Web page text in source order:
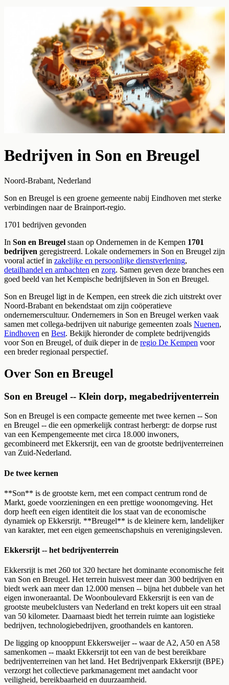
Bedrijven in Son en Breugel
Noord-Brabant, Nederland
Son en Breugel is een groene gemeente nabij Eindhoven met sterke
verbindingen naar de Brainport-regio.
1701 bedrijven gevonden
In Son en Breugel staan op Ondernemen in de Kempen 1701
bedrijven geregistreerd. Lokale ondernemers in Son en Breugel zijn
vooral actief in zakelijke en persoonlijke dienstverlening,
detailhandel en ambachten en zorg. Samen geven deze branches een
goed beeld van het Kempische bedrijfsleven in Son en Breugel.
Son en Breugel ligt in de Kempen, een streek die zich uitstrekt over
Noord-Brabant en bekendstaat om zijn coöperatieve
ondernemerscultuur. Ondernemers in Son en Breugel werken vaak
samen met collega-bedrijven uit naburige gemeenten zoals Nuenen,
Eindhoven en Best. Bekijk hieronder de complete bedrijvengids
voor Son en Breugel, of duik dieper in de regio De Kempen voor
een breder regionaal perspectief.
Over Son en Breugel
Son en Breugel -- Klein dorp, megabedrijventerrein
Son en Breugel is een compacte gemeente met twee kernen -- Son
en Breugel -- die een opmerkelijk contrast herbergt: de dorpse rust
van een Kempengemeente met circa 18.000 inwoners,
gecombineerd met Ekkersrijt, een van de grootste bedrijventerreinen
van Zuid-Nederland.
De twee kernen
**Son** is de grootste kern, met een compact centrum rond de
Markt, goede voorzieningen en een prettige woonomgeving. Het
dorp heeft een eigen identiteit die los staat van de economische
dynamiek op Ekkersrijt. **Breugel** is de kleinere kern, landelijker
van karakter, met een eigen gemeenschapshuis en verenigingsleven.
Ekkersrijt -- het bedrijventerrein
Ekkersrijt is met 260 tot 320 hectare het dominante economische feit
van Son en Breugel. Het terrein huisvest meer dan 300 bedrijven en
biedt werk aan meer dan 12.000 mensen -- bijna het dubbele van het
eigen inwoneraantal. De Woonboulevard Ekkersrijt is een van de
grootste meubelclusters van Nederland en trekt kopers uit een straal
van 50 kilometer. Daarnaast biedt het terrein ruimte aan logistieke
bedrijven, technologiebedrijven, groothandels en kantoren.
De ligging op knooppunt Ekkersweijer -- waar de A2, A50 en A58
samenkomen -- maakt Ekkersrijt tot een van de best bereikbare
bedrijventerreinen van het land. Het Bedrijvenpark Ekkersrijt (BPE)
verzorgt het collectieve parkmanagement met aandacht voor
veiligheid, bereikbaarheid en duurzaamheid.